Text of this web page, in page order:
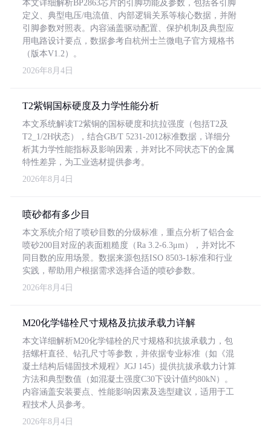
本文详细解析BP2863芯片的引脚功能及参数，包括各引脚
定义、典型电压/电流值、内部逻辑关系等核心数据，并附
引脚参数对照表。内容涵盖驱动配置、保护机制及典型应
用电路设计要点，数据参考自杭州士兰微电子官方规格书
（版本V1.2）。
2026年8月4日
T2紫铜国标硬度及力学性能分析
本文系统解读T2紫铜的国标硬度和抗拉强度（包括T2及
T2_1/2H状态），结合GB/T 5231-2012标准数据，详细分
析其力学性能指标及影响因素，并对比不同状态下的金属
特性差异，为工业选材提供参考。
2026年8月4日
喷砂都有多少目
本文系统介绍了喷砂目数的分级标准，重点分析了铝合金
喷砂200目对应的表面粗糙度（Ra 3.2-6.3μm），并对比不
同目数的应用场景。数据来源包括ISO 8503-1标准和行业
实践，帮助用户根据需求选择合适的喷砂参数。
2026年8月4日
M20化学锚栓尺寸规格及抗拔承载力详解
本文详细解析M20化学锚栓的尺寸规格和抗拔承载力，包
括螺杆直径、钻孔尺寸等参数，并依据专业标准（如《混
凝土结构后锚固技术规程》JGJ 145）提供抗拔承载力计算
方法和典型数值（如混凝土强度C30下设计值约80kN）。
内容涵盖安装要点、性能影响因素及选型建议，适用于工
程技术人员参考。
2026年8月4日